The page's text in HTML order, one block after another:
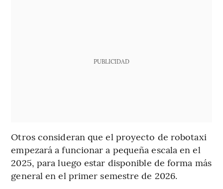
PUBLICIDAD
Otros consideran que el proyecto de robotaxi
empezará a funcionar a pequeña escala en el
2025, para luego estar disponible de forma más
general en el primer semestre de 2026.